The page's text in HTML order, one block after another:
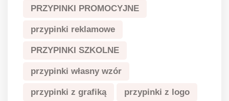
PRZYPINKI PROMOCYJNE
przypinki reklamowe
PRZYPINKI SZKOLNE
przypinki własny wzór
przypinki z grafiką przypinki z logo